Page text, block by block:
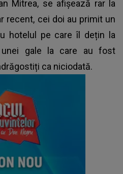
Mitrea, se afișează rar la
recent, cei doi au primit un
hotelul pe care îl dețin la
gale la care au fost
ca niciodată.